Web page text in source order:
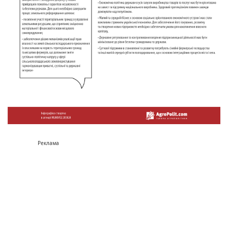
Реклама